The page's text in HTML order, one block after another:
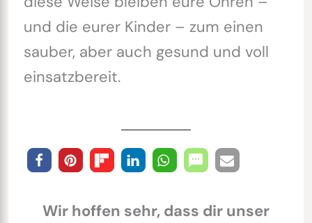
und die eurer Kinder – zum einen
sauber, aber auch gesund und voll
einsatzbereit.
Wir hoffen sehr, dass dir unser